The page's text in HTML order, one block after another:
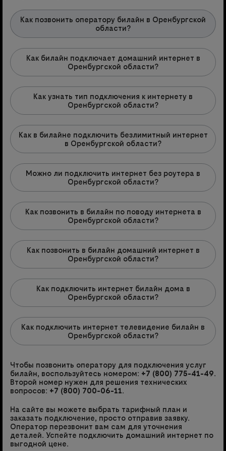
Как позвонить оператору билайн в Оренбургской
области?
Как билайн подключает домашний интернет в
Оренбургской области?
Как узнать тип подключения к интернету в
Оренбургской области?
Как в билайне подключить безлимитный интернет
в Оренбургской области?
Можно ли подключить интернет без роутера в
Оренбургской области?
Как позвонить в билайн по поводу интернета в
Оренбургской области?
Как позвонить в билайн домашний интернет в
Оренбургской области?
Как подключить интернет билайн дома в
Оренбургской области?
Как подключить интернет телевидение билайн в
Оренбургской области?
Чтобы позвонить оператору для подключения услуг
билайн, воспользуйтесь номером: +7 (800) 775-41-49.
Второй номер нужен для решения технических
вопросов: +7 (800) 700-06-11.
На сайте вы можете выбрать тарифный план и
заказать подключение, просто отправив заявку.
Оператор перезвонит вам сам для уточнения
деталей. Успейте подключить домашний интернет по
выгодной цене.